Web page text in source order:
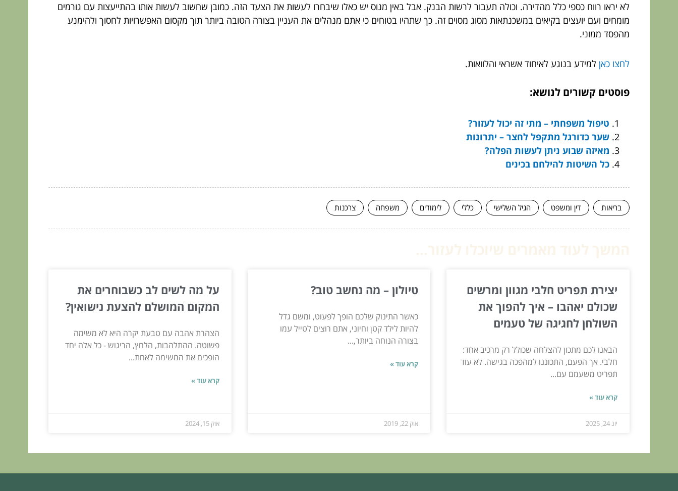
לא יראו רווח כספי כלל מהדירה. וכולה תעבור לרשות הבנק. אבל באין מנוס יש כאלו שיבחרו לעשות את הצעד הזה. כמובן שחשוב לעשות אותו בהתייעצות עם גורמים
מומחים ועם יועצים בקיאים במשכנתאות מסוג מסוים זה. כך שתהיו בטוחים כי אתם מנהלים את העניין בצורה הטובה ביותר תוך מקסום האפשרויות לחסוך ולהימנע
מהפסד ממוני.
לחצו כאן למידע בנוגע לאיחוד אשראי והלוואות.
פוסטים קשורים לנושא:
טיפול משפחתי – מתי זה יכול לעזור?
שער כדורגל מתקפל לחצר – יתרונות
מאיזה שבוע ניתן לעשות הפלה?
כל השיטות להילחם בכינים
בריאות דין ומשפט הגיל השלישי כללי לימודים משפחה צרכנות
יצירת תפריט חלבי מגוון ומרשים
שכולם יאהבו – איך להפוך את
השולחן לחגיגה של טעמים
הבאנו לכם מתכון להצלחה שכולל רק מרכיב אחד:
חלבי. אך הפעם, התכוננו למהפכה בגישה. לא עוד
תפריט משעמם עם...
קרא עוד »
יונ 24, 2025
טיולון – מה נחשב טוב?
כאשר התינוק שלכם הופך לפעוט, ומשם גדל
להיות לילד קטן וחיוני, אתם רוצים לטייל עמו
בצורה הנוחה ביותר,...
קרא עוד »
אוק 22, 2019
על מה לשים לב כשבוחרים את
המקום המושלם להצעת נישואין?
הצהרת אהבה עם טבעת יקרה היא לא משימה
פשוטה. ההתלהבות, הלחץ, הריגוש - כל אלה יחד
הופכים את המשימה לאחת...
קרא עוד »
אוק 15, 2024